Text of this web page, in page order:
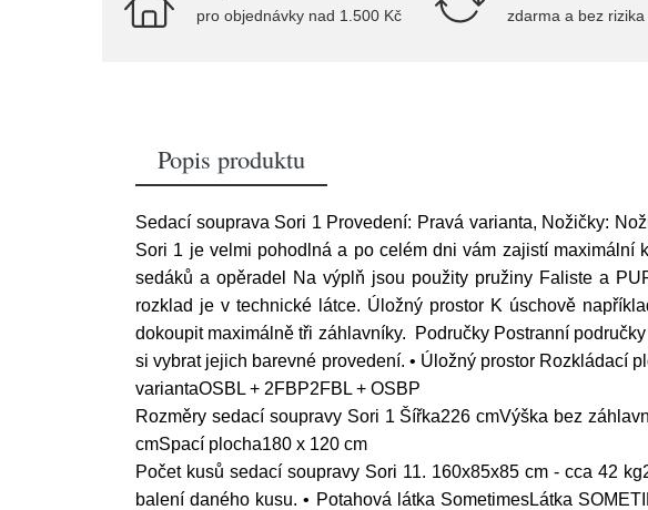
pro objednávky nad 1.500 Kč zdarma a bez rizika
Popis produktu
Sedací souprava Sori 1 Provedení: Pravá varianta, Nožičky:
Sori 1 je velmi pohodlná a po celém dni vám zajistí maximální
sedáků a opěradel Na výplň jsou použity pružiny Faliste a
rozklad je v technické látce. Úložný prostor K úschově
dokoupit maximálně tři záhlavníky. Područky Postranní
si vybrat jejich barevné provedení. • Úložný prostor Rozkládací
variantaOSBL + 2FBP2FBL + OSBP
Rozměry sedací soupravy Sori 1 Šířka226 cmVýška bez
cmSpací plocha180 x 120 cm
Počet kusů sedací soupravy Sori 11. 160x85x85 cm - cca 42
balení daného kusu. • Potahová látka SometimesLátka